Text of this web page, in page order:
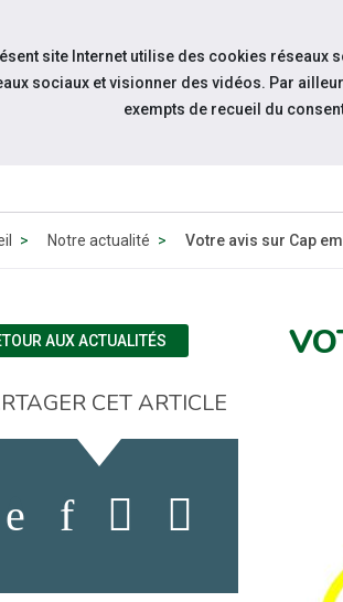
Notre actualité Votre avis sur Cap
AUX ACTUALITÉS
CET ARTICLE
site Internet utilise des cookies réseaux
sociaux et visionner des vidéos. Par
exempts de recueil du